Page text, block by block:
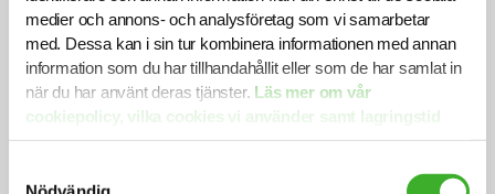
medier och annons- och analysföretag som vi samarbetar
med. Dessa kan i sin tur kombinera informationen med annan
information som du har tillhandahållit eller som de har samlat in
när du har använt deras tjänster. Läs mer om vår
cookiepolicy, vilka cookies vi använder samt lagringstid
här.
Business Controller